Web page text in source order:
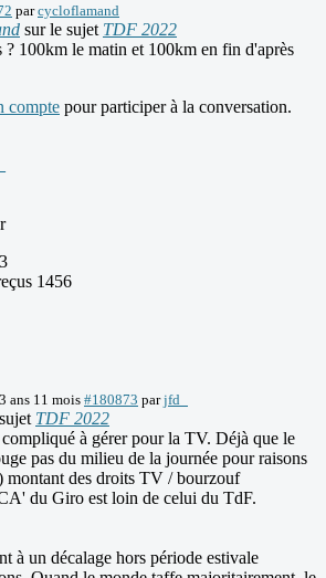
parcycloflamand
sur le sujet TDF 2022
? 100km le matin et 100km en fin d'après
compte pour participer à la conversation.
1456
ans 11 mois #180873 parjfd_
TDF 2022
à gérer pour la TV. Déjà que le
pas du milieu de la journée pour raisons
montant des droits TV / bourzouf
du Giro est loin de celui du TdF.
à un décalage hors période estivale